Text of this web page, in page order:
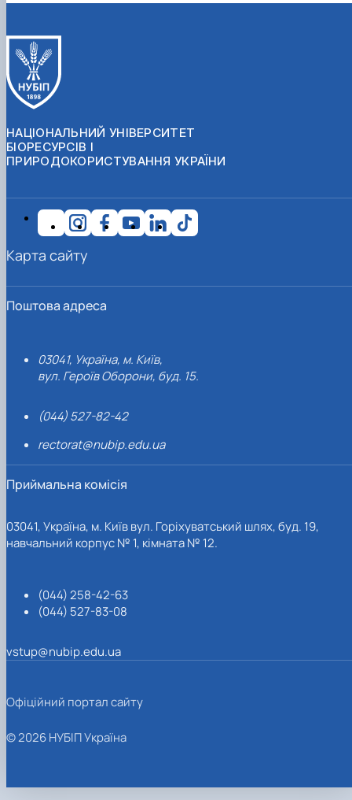
НАЦІОНАЛЬНИЙ УНІВЕРСИТЕТ
БІОРЕСУРСІВ І
ПРИРОДОКОРИСТУВАННЯ УКРАЇНИ
Поштова адреса
03041, Україна, м. Київ,
вул. Героїв Оборони, буд. 15.
(044) 527-82-42
rectorat@nubip.edu.ua
Приймальна комісія
03041, Україна, м. Київ вул. Горіхуватський шлях, буд. 19,
навчальний корпус № 1, кімната № 12.
(044) 258-42-63
(044) 527-83-08
vstup@nubip.edu.ua
Карта сайту
Офіційний портал сайту
© 2026 НУБІП Україна